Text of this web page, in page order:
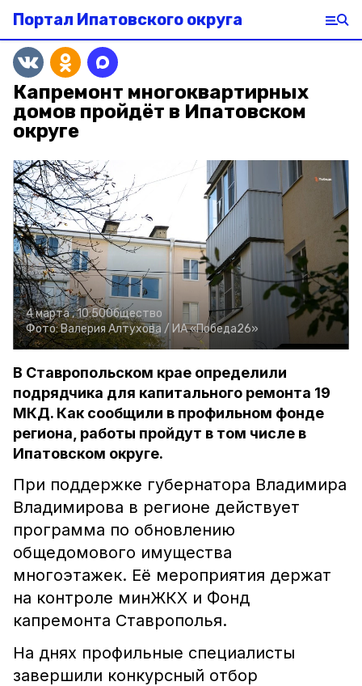
Портал Ипатовского округа
Капремонт многоквартирных
домов пройдёт в Ипатовском
округе
4 марта , 10:50Общество
Фото:Валерия Алтухова / ИА «Победа26»
В Ставропольском крае определили
подрядчика для капитального ремонта 19
МКД. Как сообщили в профильном фонде
региона, работы пройдут в том числе в
Ипатовском округе.
При поддержке губернатора Владимира
Владимирова в регионе действует
программа по обновлению
общедомового имущества
многоэтажек. Её мероприятия держат
на контроле минЖКХ и Фонд
капремонта Ставрополья.
На днях профильные специалисты
завершили конкурсный отбор